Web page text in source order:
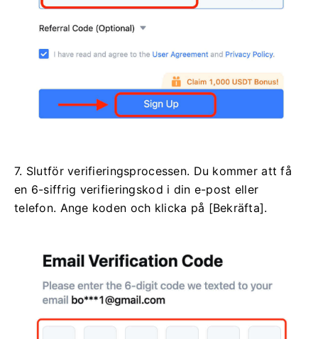
7. Slutför verifieringsprocessen. Du kommer att få
en 6-siffrig verifieringskod i din e-post eller
telefon. Ange koden och klicka på [Bekräfta].